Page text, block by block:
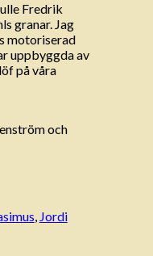
Fredrik
granar. Jag
motoriserad
uppbyggda av
på våra
och
, Jordi